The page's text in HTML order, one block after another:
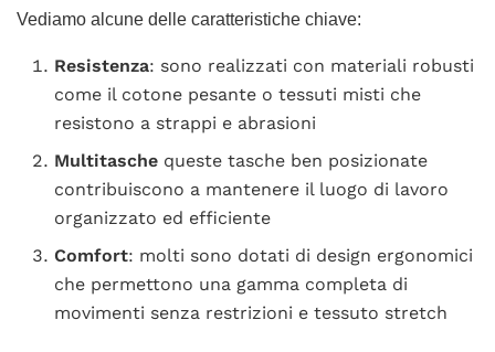
Vediamo alcune delle caratteristiche chiave:
Resistenza: sono realizzati con materiali robusti
come il cotone pesante o tessuti misti che
resistono a strappi e abrasioni
Multitasche queste tasche ben posizionate
contribuiscono a mantenere il luogo di lavoro
organizzato ed efficiente
Comfort: molti sono dotati di design ergonomici
che permettono una gamma completa di
movimenti senza restrizioni e tessuto stretch